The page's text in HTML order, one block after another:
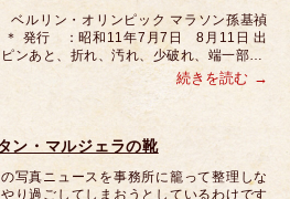
ルリン・オリンピック マラソン孫基禎
＊ 発行 ：昭和11年7月7日 8月11日 出
あと、折れ、汚れ、少破れ、端一部…
続きを読む
ン・マルジェラの靴
写真ニュースを事務所に籠って整理しな
り過ごしてしまおうとしているわけです